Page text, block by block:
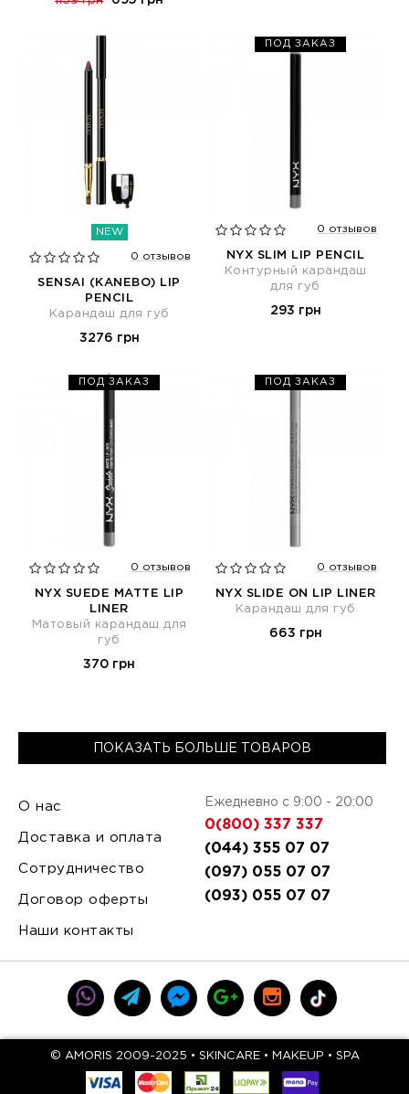
NEW
0 отзывов
SENSAI (KANEBO) LIP
PENCIL
Карандаш для губ
3276 грн
ПОД ЗАКАЗ
0 отзывов
NYX SLIM LIP PENCIL
Контурный карандаш
для губ
293 грн
ПОД ЗАКАЗ
0 отзывов
NYX SUEDE MATTE LIP
LINER
Матовый карандаш для
губ
370 грн
ПОД ЗАКАЗ
0 отзывов
NYX SLIDE ON LIP LINER
Карандаш для губ
663 грн
ПОКАЗАТЬ БОЛЬШЕ ТОВАРОВ
О нас
Доставка и оплата
Сотрудничество
Договор оферты
Наши контакты
Ежедневно с 9:00 - 20:00
0(800) 337 337
(044) 355 07 07
(097) 055 07 07
(093) 055 07 07
© AMORIS 2009-2025 • SKINCARE • MAKEUP • SPA